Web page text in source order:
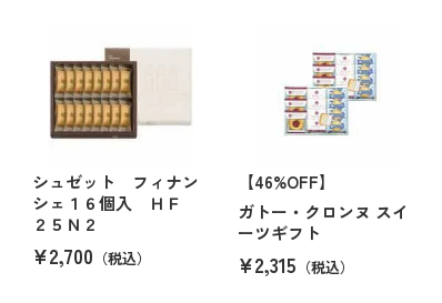
シュゼット フィナン
シェ１６個入 ＨＦ
２５Ｎ２
¥2,700 （税込）
【46%OFF】
ガトー・クロンヌ スイ
ーツギフト
¥2,315 （税込）